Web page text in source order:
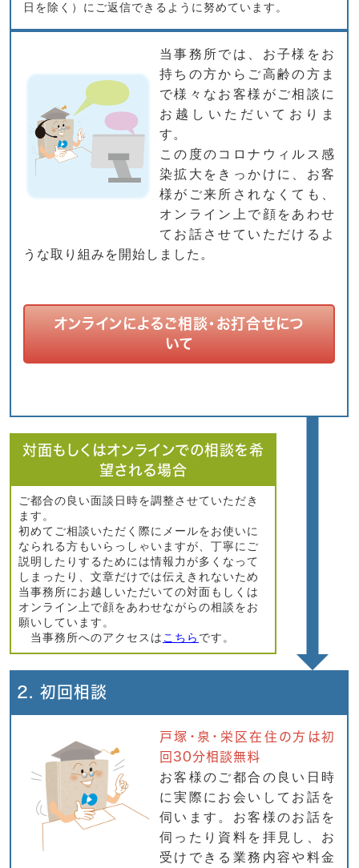
日を除く）にご返信できるように努めています。
当事務所では、お子様をお
持ちの方からご高齢の方ま
で様々なお客様がご相談に
お越しいただいておりま
す。
この度のコロナウィルス感
染拡大をきっかけに、お客
様がご来所されなくても、
オンライン上で顔をあわせ
てお話させていただけるよ
うな取り組みを開始しました。
オンラインによるご相談・お打合せにつ
いて
対面もしくはオンラインでの相談を希
望される場合
ご都合の良い面談日時を調整させていただき
ます。
初めてご相談いただく際にメールをお使いに
なられる方もいらっしゃいますが、丁寧にご
説明したりするためには情報力が多くなって
しまったり、文章だけでは伝えきれないため
当事務所にお越しいただいての対面もしくは
オンライン上で顔をあわせながらの相談をお
願いしています。
当事務所へのアクセスは こちら です。
2. 初回相談
戸塚・泉・栄区在住の方は初
回30分相談無料
お客様のご都合の良い日時
に実際にお会いしてお話を
伺います。お客様のお話を
伺ったり資料を拝見し、お
受けできる業務内容や料金